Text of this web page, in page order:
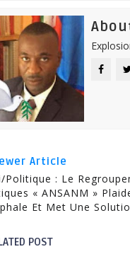
Article
Politique : Le
« ANSANM »
Et Met Une
POST